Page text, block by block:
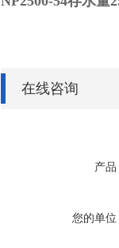
在线咨询
产品
您的单位